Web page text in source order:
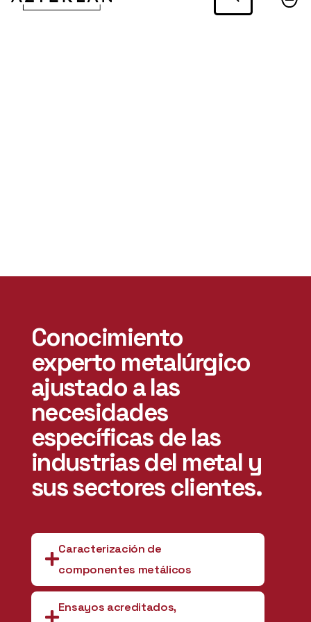
Conocimiento
experto metalúrgico
ajustado a las
necesidades
específicas de las
industrias del metal y
sus sectores clientes.
Caracterización de
componentes metálicos
Caracterización de componentes,
estructuras y equipos metálicos combinando
Ensayos acreditados,